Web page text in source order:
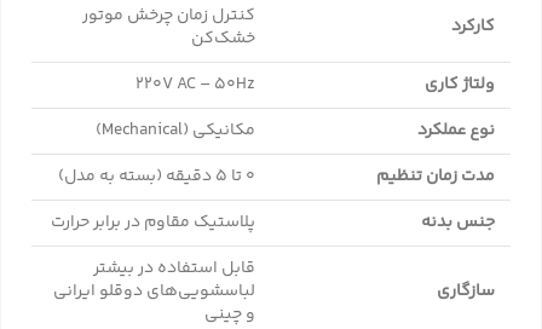
کارکرد
کنترل زمان چرخش موتور
خشک‌کن
ولتاژ کاری
220V AC – 50Hz
نوع عملکرد
مکانیکی (Mechanical)
مدت زمان تنظیم
۰ تا ۵ دقیقه (بسته به مدل)
جنس بدنه
پلاستیک مقاوم در برابر حرارت
سازگاری
قابل استفاده در بیشتر
لباسشویی‌های دوقلو ایرانی
و چینی